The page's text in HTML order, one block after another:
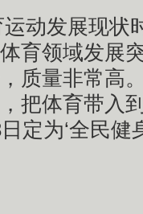
动发展现状
育领域发展
质量非常高
把体育带入
定为‘全民健